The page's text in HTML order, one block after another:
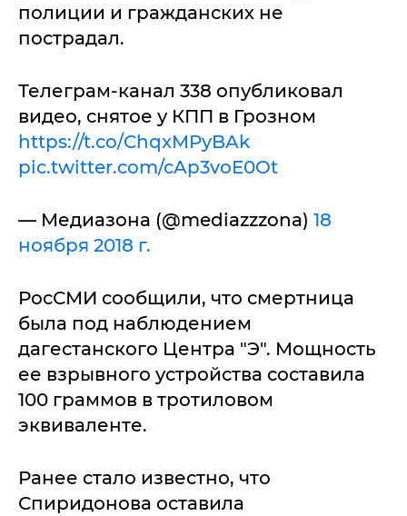
полиции и гражданских не
пострадал.
Телеграм-канал 338 опубликовал
видео, снятое у КПП в Грозном
https://t.co/ChqxMPyBAk
pic.twitter.com/cAp3voE0Ot
— Медиазона (@mediazzzona) 18
ноября 2018 г.
РосСМИ сообщили, что смертница
была под наблюдением
дагестанского Центра "Э". Мощность
ее взрывного устройства составила
100 граммов в тротиловом
эквиваленте.
Ранее стало известно, что
Спиридонова оставила